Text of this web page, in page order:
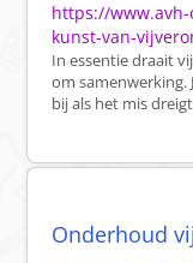
https://
kunst-van-
In essentie draait
om samenwerking.
bij als het mis
Onderhoud